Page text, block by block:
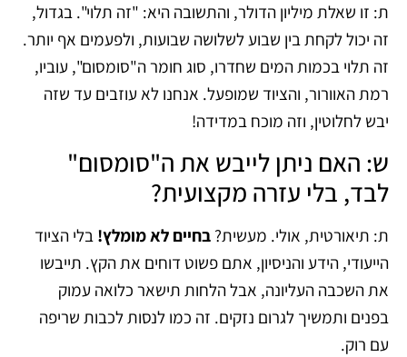
ת: זו שאלת מיליון הדולר, והתשובה היא: "זה תלוי". בגדול,
זה יכול לקחת בין שבוע לשלושה שבועות, ולפעמים אף יותר.
זה תלוי בכמות המים שחדרו, סוג חומר ה"סומסום", עוביו,
רמת האוורור, והציוד שמופעל. אנחנו לא עוזבים עד שזה
יבש לחלוטין, וזה מוכח במדידה!
ש: האם ניתן לייבש את ה"סומסום"
לבד, בלי עזרה מקצועית?
ת: תיאורטית, אולי. מעשית? בחיים לא מומלץ! בלי הציוד
הייעודי, הידע והניסיון, אתם פשוט דוחים את הקץ. תייבשו
את השכבה העליונה, אבל הלחות תישאר כלואה עמוק
בפנים ותמשיך לגרום נזקים. זה כמו לנסות לכבות שריפה
עם רוק.